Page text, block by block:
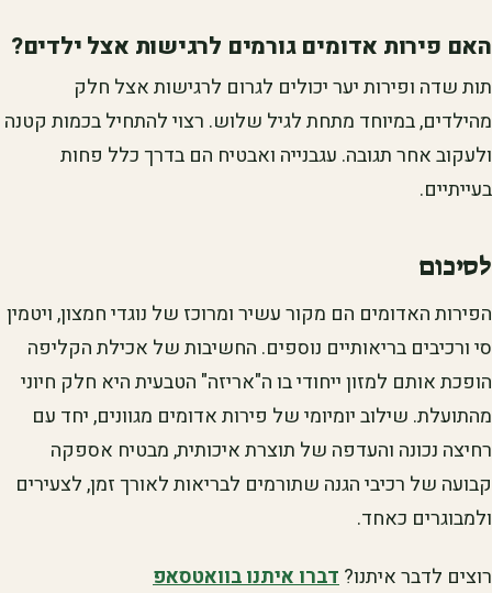
האם פירות אדומים גורמים לרגישות אצל ילדים?
תות שדה ופירות יער יכולים לגרום לרגישות אצל חלק
מהילדים, במיוחד מתחת לגיל שלוש. רצוי להתחיל בכמות קטנה
ולעקוב אחר תגובה. עגבנייה ואבטיח הם בדרך כלל פחות
בעייתיים.
לסיכום
הפירות האדומים הם מקור עשיר ומרוכז של נוגדי חמצון, ויטמין
סי ורכיבים בריאותיים נוספים. החשיבות של אכילת הקליפה
הופכת אותם למזון ייחודי בו ה"אריזה" הטבעית היא חלק חיוני
מהתועלת. שילוב יומיומי של פירות אדומים מגוונים, יחד עם
רחיצה נכונה והעדפה של תוצרת איכותית, מבטיח אספקה
קבועה של רכיבי הגנה שתורמים לבריאות לאורך זמן, לצעירים
ולמבוגרים כאחד.
רוצים לדבר איתנו?דברו איתנו בוואטסאפ